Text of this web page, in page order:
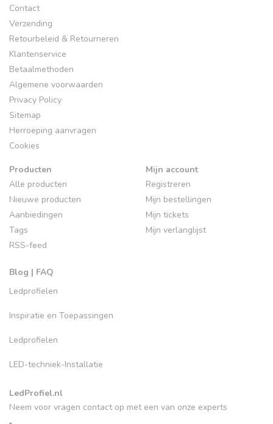
Contact
Verzending
Retourbeleid & Retourneren
Klantenservice
Betaalmethoden
Algemene voorwaarden
Privacy Policy
Sitemap
Herroeping aanvragen
Cookies
Producten
Alle producten
Nieuwe producten
Aanbiedingen
Tags
RSS-feed
Blog | FAQ
Ledprofielen
Inspiratie en Toepassingen
Ledprofielen
LED-techniek-Installatie
Mijn account
Registreren
Mijn bestellingen
Mijn tickets
Mijn verlanglijst
LedProfiel.nl
Neem voor vragen contact op met een van onze experts